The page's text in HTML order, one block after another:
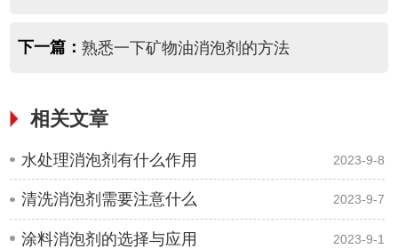
下一篇： 熟悉一下矿物油消泡剂的方法
相关文章
水处理消泡剂有什么作用 2023-9-8
清洗消泡剂需要注意什么 2023-9-7
涂料消泡剂的选择与应用 2023-9-1